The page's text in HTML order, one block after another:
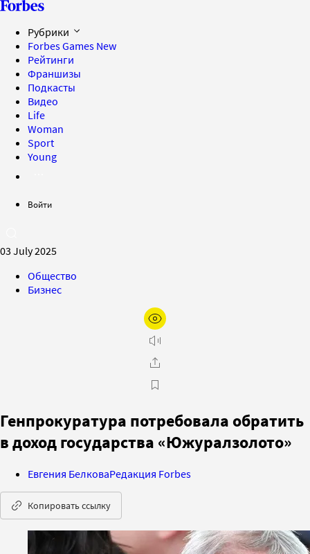
Рубрики
Forbes Games New
Рейтинги
Франшизы
Подкасты
Видео
Life
Woman
Sport
Young
Войти
03 July 2025
Общество
Бизнес
Генпрокуратура потребовала обратить
в доход государства «Южуралзолото»
Евгения БелковаРедакция Forbes
Копировать ссылку